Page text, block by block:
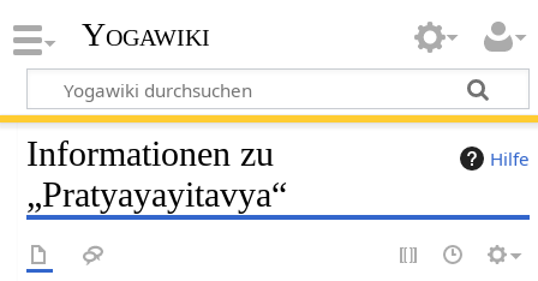
Yogawiki
Hilfe
Informationen zu
„Pratyayayitavya“